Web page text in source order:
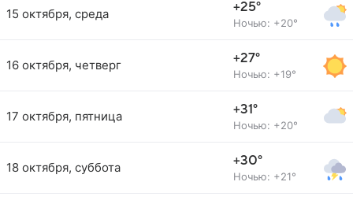
15 октября, среда +25°
Ночью: +20°
16 октября, четверг +27°
Ночью: +19°
17 октября, пятница +31°
Ночью: +20°
18 октября, суббота +30°
Ночью: +21°